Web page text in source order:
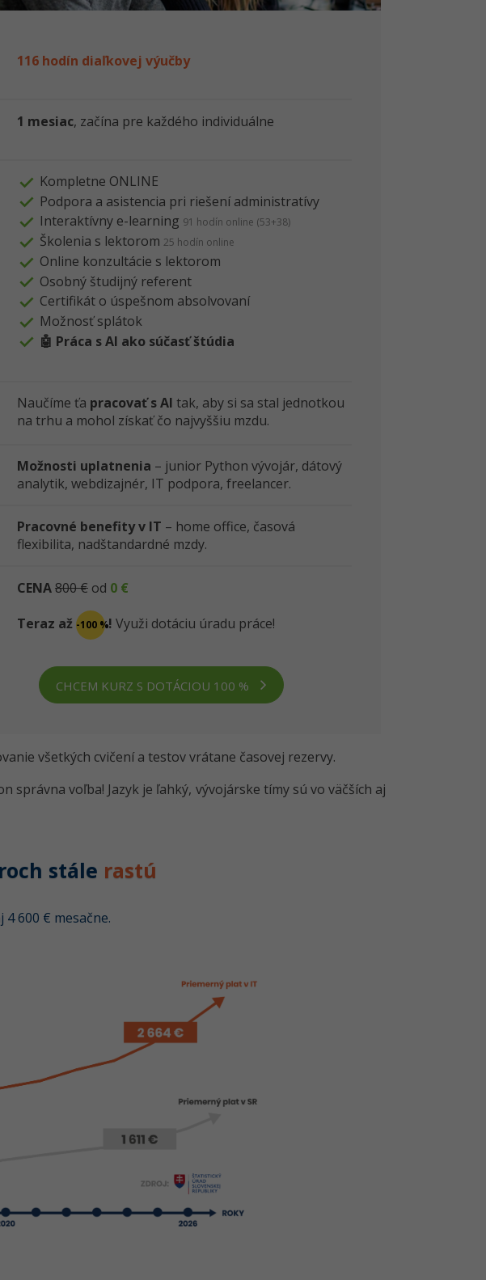
116 hodín diaľkovej výučby
1 mesiac, začína pre každého individuálne
Kompletne ONLINE
Podpora a asistencia pri riešení administratívy
Interaktívny e-learning 91 hodín online (53+38)
Školenia s lektorom 25 hodín online
Online konzultácie s lektorom
Osobný študijný referent
Certifikát o úspešnom absolvovaní
Možnosť splátok
🤖 Práca s AI ako súčasť štúdia
Naučíme ťa pracovať s AI tak, aby si sa stal jednotkou
na trhu a mohol získať čo najvyššiu mzdu.
Možnosti uplatnenia – junior Python vývojár, dátový
analytik, webdizajnér, IT podpora, freelancer.
Pracovné benefity v IT – home office, časová
flexibilita, nadštandardné mzdy.
CENA800 €od 0 €
Teraz až -100 %! Využi dotáciu úradu práce!
CHCEM KURZ S DOTÁCIOU 100 %
všetkých cvičení a testov vrátane časovej rezervy.
voľba! Jazyk je ľahký, vývojárske tímy sú vo väčších aj
stále rastú
600 € mesačne.